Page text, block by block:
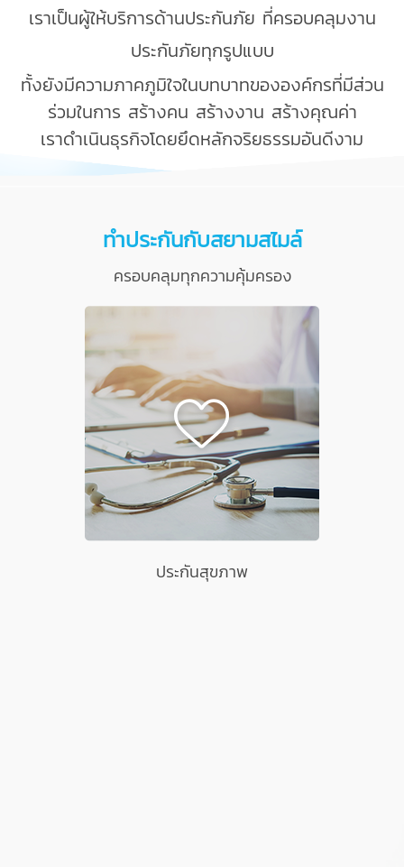
เราเป็นผู้ให้บริการด้านประกันภัย ที่ครอบคลุมงาน
ประกันภัยทุกรูปแบบ
ทั้งยังมีความภาคภูมิใจในบทบาทขององค์กรที่มีส่วน
ร่วมในการ สร้างคน สร้างงาน สร้างคุณค่า
เราดำเนินธุรกิจโดยยึดหลักจริยธรรมอันดีงาม
ทำประกันกับสยามสไมล์
ครอบคลุมทุกความคุ้มครอง
ประกันสุขภาพ